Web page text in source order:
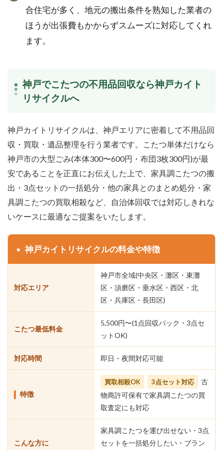
合住宅が多く、地元の搬出条件を熟知した業者の
ほうが出張費もかからずスムーズに対応してくれ
ます。
神戸でこたつの不用品回収なら神戸カイト
リサイクルへ
神戸カイトリサイクルは、神戸エリアに密着して不用品回
収・買取・遺品整理を行う業者です。こたつ単体だけなら
神戸市の大型ごみ(本体300〜600円・布団3枚300円)が最
安であることを正直にお伝えした上で、家具調こたつの搬
出・3点セットの一括処分・他の家具とのまとめ処分・家
具調こたつの買取相殺など、自治体回収では対応しきれな
いケースに最適なご提案をいたします。
神戸カイトリサイクルの料金や特徴
対応エリア
神戸市全域(中央区・灘区・東灘
区・須磨区・垂水区・西区・北
区・兵庫区・長田区)
こたつ最低料金
5,500円〜(1点回収パック・3点セ
ットOK)
対応時間 即日・夜間対応可能
特徴
買取相殺OK 3点セット対応
古
物商許可保有で家具調こたつの買
取査定にも対応
こんな方に
家具調こたつを運び出せない・3点
セットを一括処分したい・ブラン